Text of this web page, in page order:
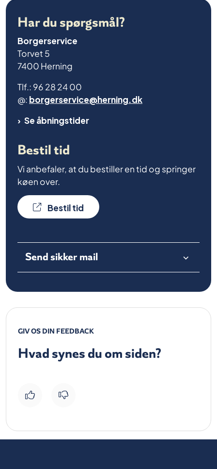
Har du spørgsmål?
Borgerservice
Torvet 5
7400 Herning
Tlf.: 96 28 24 00
@:borgerservice@herning.dk
Se åbningstider
Bestil tid
Vi anbefaler, at du bestiller en tid og springer
køen over.
Bestil tid
Send sikker mail
GIV OS DIN FEEDBACK
Hvad synes du om siden?